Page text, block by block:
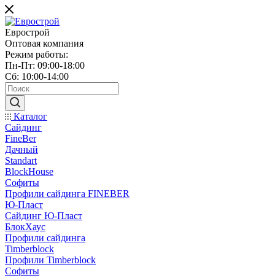
Еврострой
Оптовая компания
Режим работы:
Пн-Пт: 09:00-18:00
Сб: 10:00-14:00
Каталог
Сайдинг
FineBer
Дачный
Standart
BlockHouse
Софиты
Профили сайдинга FINEBER
Ю-Пласт
Сайдинг Ю-Пласт
БлокХаус
Профили сайдинга
Timberblock
Профили Timberblock
Софиты